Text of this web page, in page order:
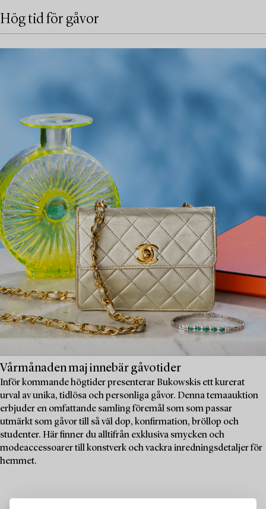
Hög tid för gåvor
Vårmånaden maj innebär gåvotider
Inför kommande högtider presenterar Bukowskis ett kurerat
urval av unika, tidlösa och personliga gåvor. Denna temaauktion
erbjuder en omfattande samling föremål som som passar
utmärkt som gåvor till så väl dop, konfirmation, bröllop och
studenter. Här finner du alltifrån exklusiva smycken och
modeaccessoarer till konstverk och vackra inredningsdetaljer för
hemmet.